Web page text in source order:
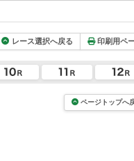
レース選択へ戻る 印刷用ペ
ページトップへ